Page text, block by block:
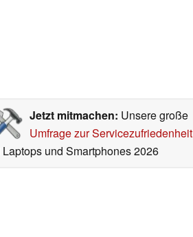
Jetzt mitmachen: Unsere große
Umfrage zur Servicezufriedenheit
und Smartphones 2026